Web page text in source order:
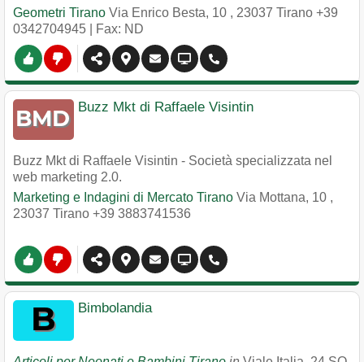
Geometri Tirano Via Enrico Besta, 10 , 23037 Tirano +39
0342704945 | Fax: ND
Buzz Mkt di Raffaele Visintin
Buzz Mkt di Raffaele Visintin - Società specializzata nel
web marketing 2.0.
Marketing e Indagini di Mercato Tirano Via Mottana, 10 ,
23037 Tirano +39 3883741536
Bimbolandia